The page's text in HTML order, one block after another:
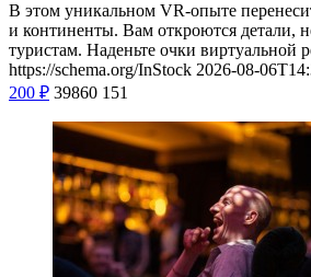
В этом уникальном VR-опыте
и континенты. Вам откроются детали,
туристам. Наденьте очки виртуальной
https://schema.org/InStock 2026-08-
200 ₽ 39860 151